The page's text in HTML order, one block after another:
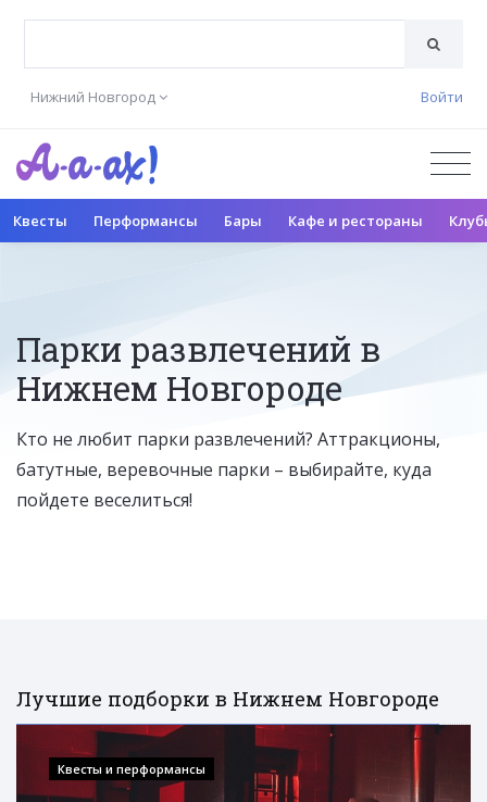
Нижний Новгород Войти
Квесты Перформансы Бары Кафе и рестораны
Парки развлечений в
Нижнем Новгороде
Кто не любит парки развлечений? Аттракционы,
батутные, веревочные парки – выбирайте, куда
пойдете веселиться!
Лучшие подборки в Нижнем Новгороде
Квесты и перформансы